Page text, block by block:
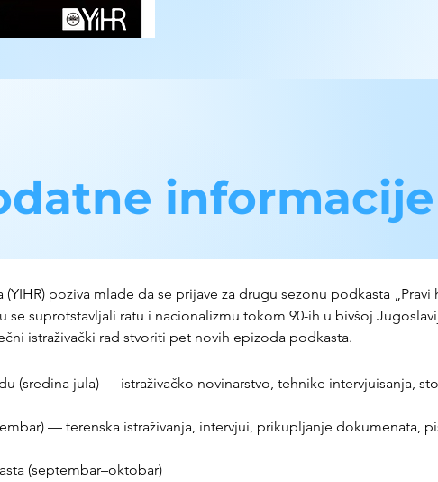
informacije
poziva mlade da se prijave za drugu sezonu podkasta
se suprotstavljali ratu i nacionalizmu tokom 90-ih u bivšoj
istraživački rad stvoriti pet novih epizoda podkasta.
(sredina jula) — istraživačko novinarstvo, tehnike intervjuisanja,
— terenska istraživanja, intervjui, prikupljanje dokumenata,
(septembar–oktobar)